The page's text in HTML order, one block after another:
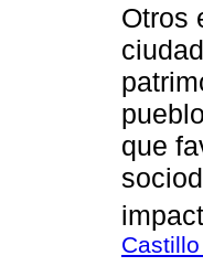
Otros
que
Castillo